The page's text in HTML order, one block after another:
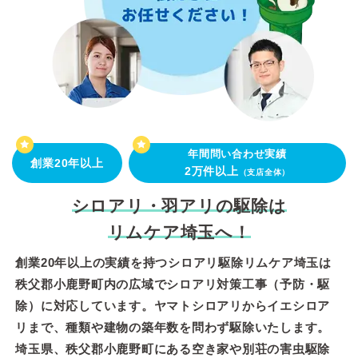
創業20年以上
年間問い合わせ実績
2万件以上 （支店全体）
シロアリ・羽アリの駆除は
リムケア埼玉へ！
創業20年以上の実績を持つシロアリ駆除リムケア埼玉は
秩父郡小鹿野町内の広域でシロアリ対策工事（予防・駆
除）に対応しています。ヤマトシロアリからイエシロア
リまで、種類や建物の築年数を問わず駆除いたします。
埼玉県、秩父郡小鹿野町にある空き家や別荘の害虫駆除